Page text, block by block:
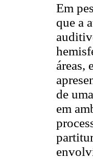
Em
que a
áreas,
de
em